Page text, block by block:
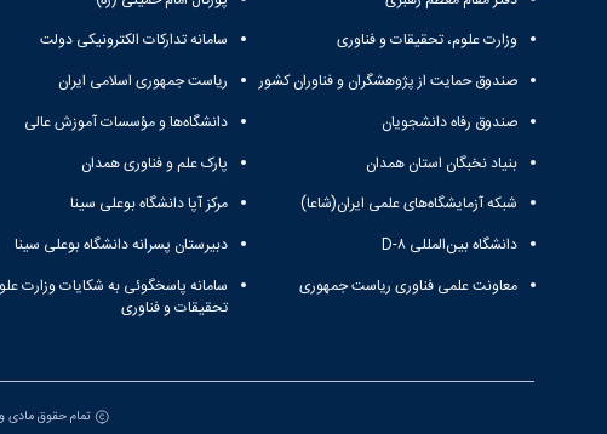
وزارت علوم، تحقیقات و فناوری
صندوق حمایت از پژوهشگران و فناوران کشور
صندوق رفاه دانشجویان
بنیاد نخبگان استان همدان
شبکه آزمایشگاه‌های علمی ایران(شاعا)
دانشگاه بین‌المللی D-۸
معاونت علمی فناوری ریاست جمهوری
سامانه تدارکات الکترونیکی دولت
ریاست جمهوری اسلامی ایران
دانشگاه‌ها و مؤسسات آموزش عالی
پارک علم و فناوری همدان
مرکز آپا دانشگاه بوعلی سینا
دبیرستان پسرانه دانشگاه بوعلی سینا
سامانه پاسخگوئی به شکایات وزارت
تحقیقات و فناوری
تمام حقوق مادی